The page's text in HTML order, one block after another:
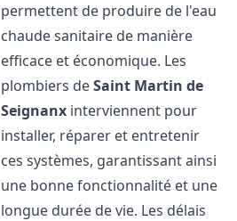
permettent de produire de l'eau
chaude sanitaire de manière
efficace et économique. Les
plombiers deSaint Martin de
Seignanx interviennent pour
installer, réparer et entretenir
ces systèmes, garantissant ainsi
une bonne fonctionnalité et une
longue durée de vie. Les délais